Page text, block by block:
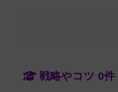
戦略やコツ 0件